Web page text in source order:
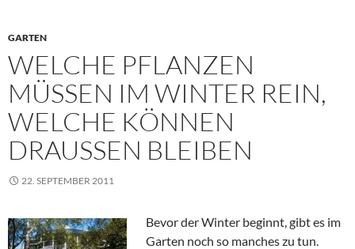
GARTEN
WELCHE PFLANZEN
MÜSSEN IM WINTER REIN,
WELCHE KÖNNEN
DRAUSSEN BLEIBEN
22. SEPTEMBER 2011
Bevor der Winter beginnt, gibt es im
Garten noch so manches zu tun.